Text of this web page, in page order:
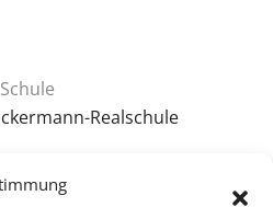
Schule
Realschule